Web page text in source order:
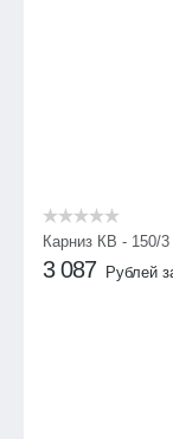
Карниз КВ - 150/
3 087 Рублей